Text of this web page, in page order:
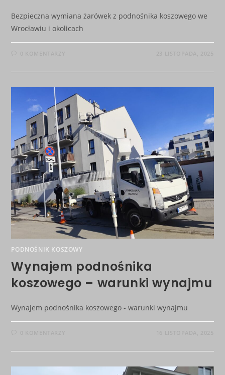
Bezpieczna wymiana żarówek z podnośnika koszowego we
Wrocławiu i okolicach
PODNOŚNIK KOSZOWY
Wynajem podnośnika
koszowego – warunki wynajmu
Wynajem podnośnika koszowego - warunki wynajmu